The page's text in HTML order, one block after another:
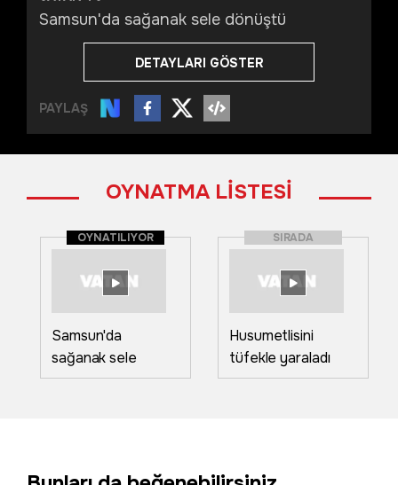
Samsun'da sağanak sele dönüştü
DETAYLARI GÖSTER
PAYLAŞ
OYNATMA LİSTESİ
OYNATILIYOR
Samsun'da
sağanak sele
dönüştü
SIRADA
Husumetlisini
tüfekle yaraladı